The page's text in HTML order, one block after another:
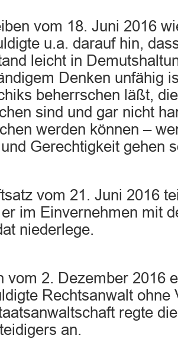
vom 18. Juni 2016
u.a. darauf hin,
leicht in
Denken unfähig
beherrschen läßt,
sind und gar nicht
werden können –
Gerechtigkeit gehen
vom 21. Juni 2016
im Einvernehmen mit
niederlege.
vom 2. Dezember 2016
Rechtsanwalt ohne
regte
an.